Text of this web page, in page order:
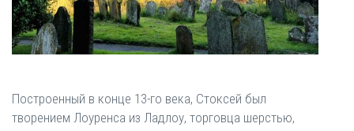
Построенный в конце 13-го века, Стоксей был
творением Лоуренса из Ладлоу, торговца шерстью,